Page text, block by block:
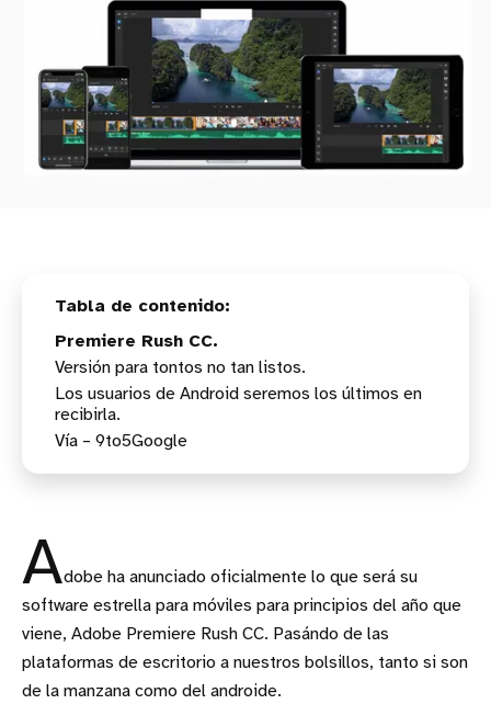
Premiere Rush CC.
Versión para tontos no tan listos.
Los usuarios de Android seremos los últimos en
recibirla.
Vía – 9to5Google
Adobe ha anunciado oficialmente lo que será su
software estrella para móviles para principios del año que
viene, Adobe Premiere Rush CC. Pasándo de las
plataformas de escritorio a nuestros bolsillos, tanto si son
de la manzana como del androide.